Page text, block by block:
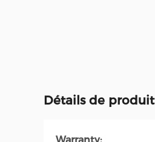
Détails de produit
Warranty: